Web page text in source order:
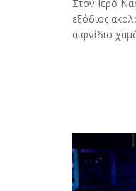
Στον Ιερό
εξόδιος
αιφνίδιο